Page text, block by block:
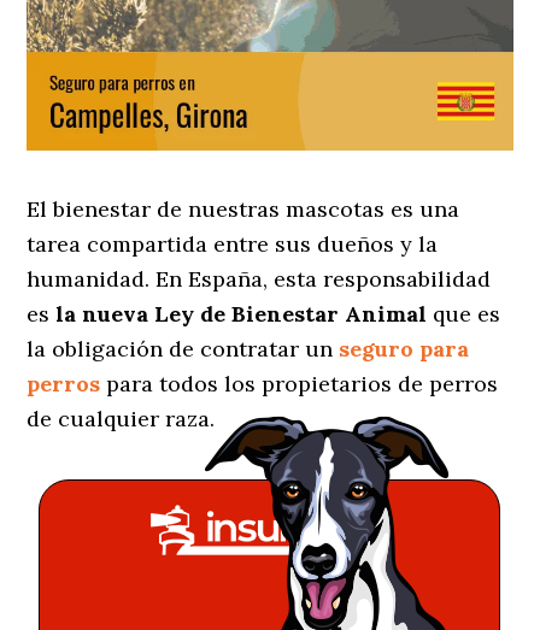
El bienestar de nuestras mascotas es una
tarea compartida entre sus dueños y la
humanidad. En España, esta responsabilidad
esla nueva Ley de Bienestar Animal que es
la obligación de contratar un seguro para
perros para todos los propietarios de perros
de cualquier raza.